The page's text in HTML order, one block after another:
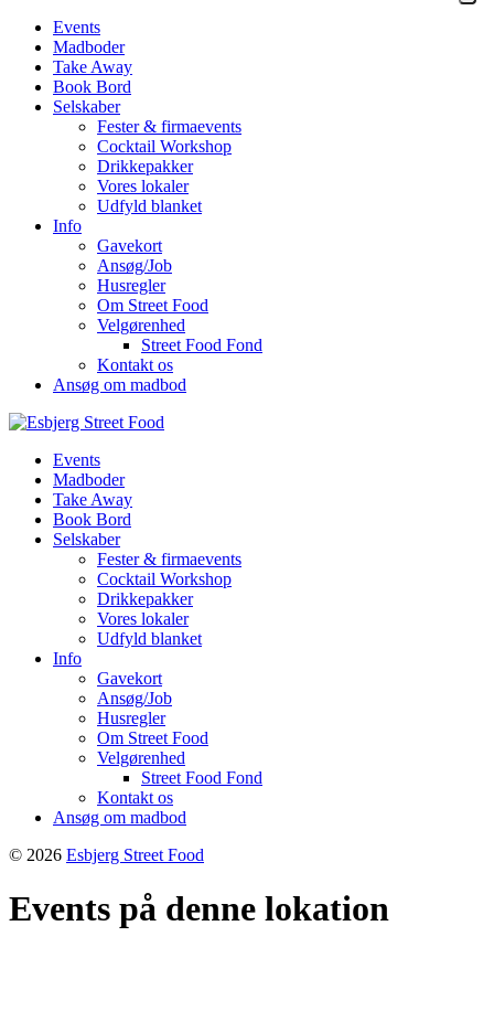
Events
Madboder
Take Away
Book Bord
Selskaber
Fester & firmaevents
Cocktail Workshop
Drikkepakker
Vores lokaler
Udfyld blanket
Info
Gavekort
Ansøg/Job
Husregler
Om Street Food
Velgørenhed
Street Food Fond
Kontakt os
Ansøg om madbod
Events
Madboder
Take Away
Book Bord
Selskaber
Fester & firmaevents
Cocktail Workshop
Drikkepakker
Vores lokaler
Udfyld blanket
Info
Gavekort
Ansøg/Job
Husregler
Om Street Food
Velgørenhed
Street Food Fond
Kontakt os
Ansøg om madbod
© 2026 Esbjerg Street Food
Events på denne lokation